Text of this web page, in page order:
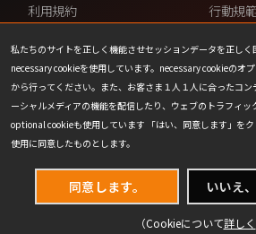
私たちのサイトを正しく機能させセッションデータを正し
necessary cookieを使用しています。necessary cookieのオ
から行ってください。また、お客さま１人１人に合ったコ
ーシャルメディアの機能を配信したり、ウェブのトラフィッ
optional cookieも使用しています 「はい、同意します」を
使用に同意したものとします。
同意します。 いいえ
（Cookieについて詳しく
利用規約
行動規
プライバシーポリシー
カスタ
ファンコンテンツ・ポリシー
個人情
ない
COOKIE
プレス